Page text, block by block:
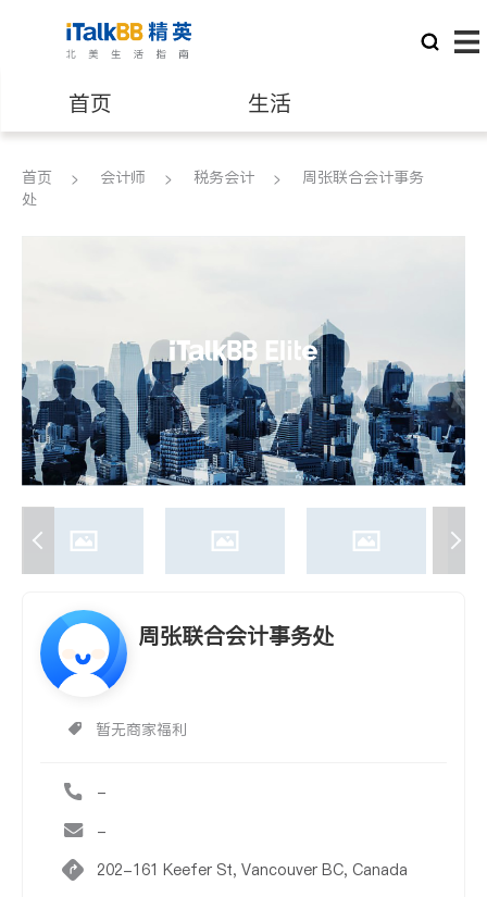
首页 生活
医生 律师
建筑装修
首页 会计师 税务会计
周张联合会计事务
处
周张联合会计事务处
暂无商家福利
-
-
202-161 Keefer St, Vancouver BC, Canada